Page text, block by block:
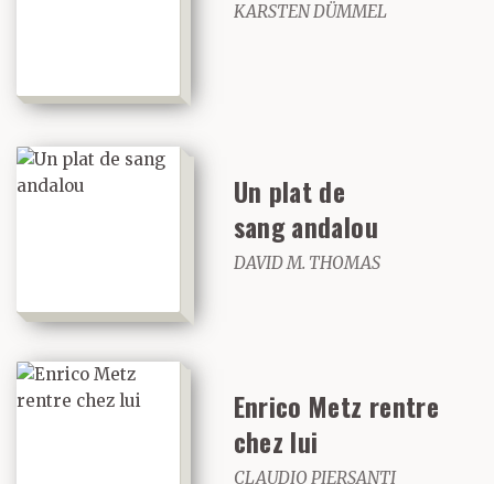
KARSTEN DÜMMEL
Un plat de
sang andalou
DAVID M. THOMAS
Enrico Metz rentre
chez lui
CLAUDIO PIERSANTI